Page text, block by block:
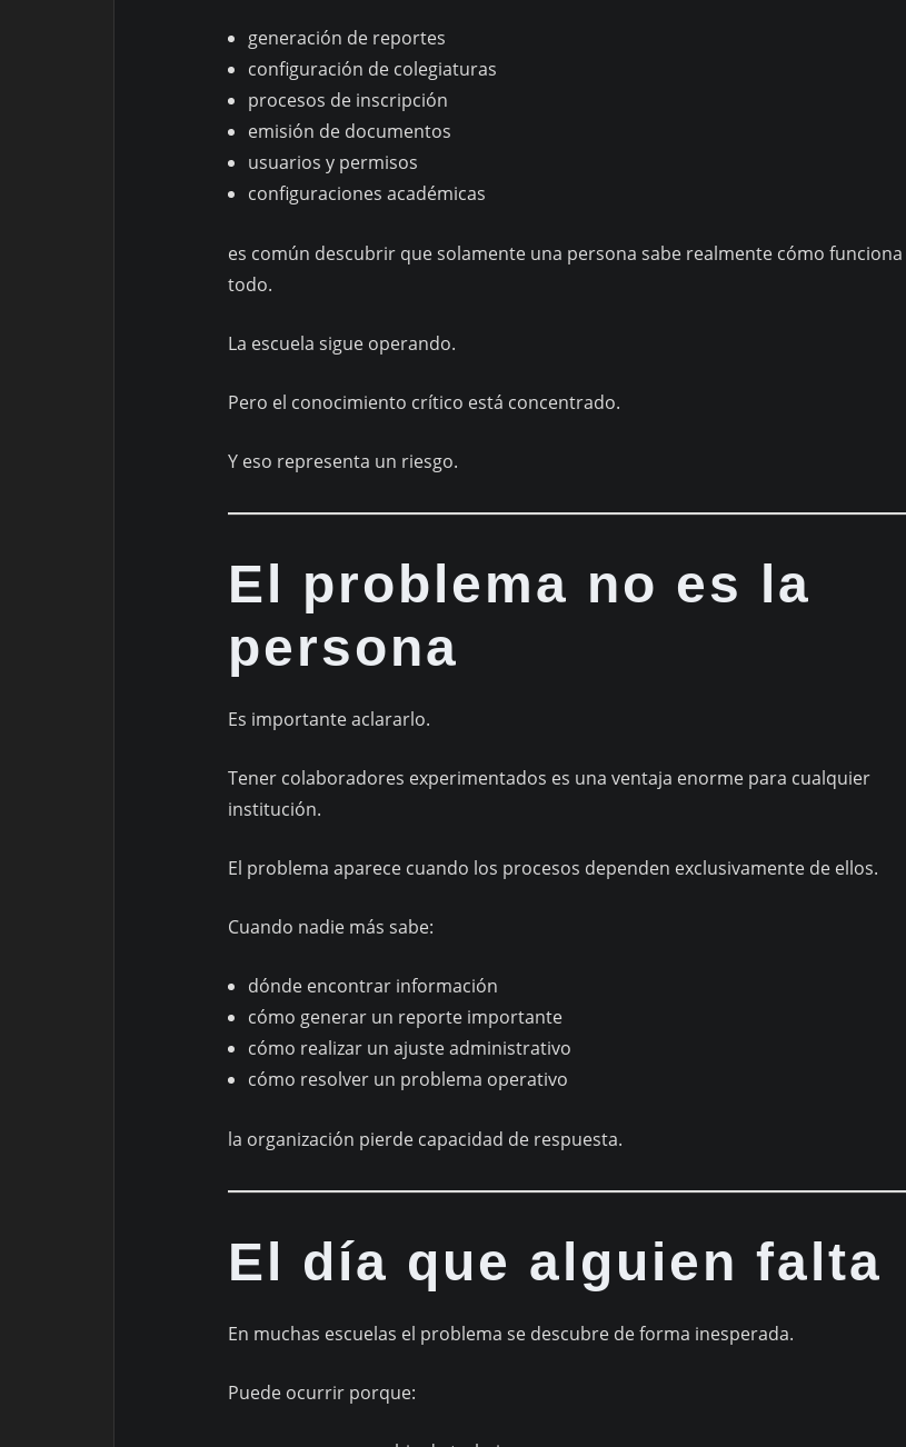
generación de reportes
configuración de colegiaturas
procesos de inscripción
emisión de documentos
usuarios y permisos
configuraciones académicas
es común descubrir que solamente una persona sabe realmente cómo funciona
todo.
La escuela sigue operando.
Pero el conocimiento crítico está concentrado.
Y eso representa un riesgo.
El problema no es la
persona
Es importante aclararlo.
Tener colaboradores experimentados es una ventaja enorme para cualquier
institución.
El problema aparece cuando los procesos dependen exclusivamente de ellos.
Cuando nadie más sabe:
dónde encontrar información
cómo generar un reporte importante
cómo realizar un ajuste administrativo
cómo resolver un problema operativo
la organización pierde capacidad de respuesta.
El día que alguien falta
En muchas escuelas el problema se descubre de forma inesperada.
Puede ocurrir porque: